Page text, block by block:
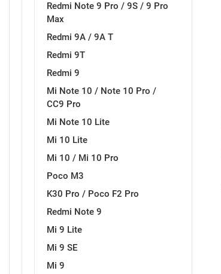
Redmi Note 9 Pro / 9S / 9 Pro
Max
Redmi 9A / 9A T
Redmi 9T
Redmi 9
Mi Note 10 / Note 10 Pro /
CC9 Pro
Mi Note 10 Lite
Mi 10 Lite
Mi 10 / Mi 10 Pro
Poco M3
K30 Pro / Poco F2 Pro
Redmi Note 9
Mi 9 Lite
Mi 9 SE
Mi 9